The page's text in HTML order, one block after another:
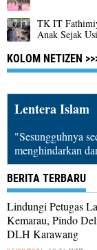
TK IT
Anak Sejak
KOLOM NETIZEN
Lentera Islam
"Sesungguhnya
menghindarkan
BERITA TERBARU
Lindungi Petugas
Kemarau, Pindo
DLH Karawang